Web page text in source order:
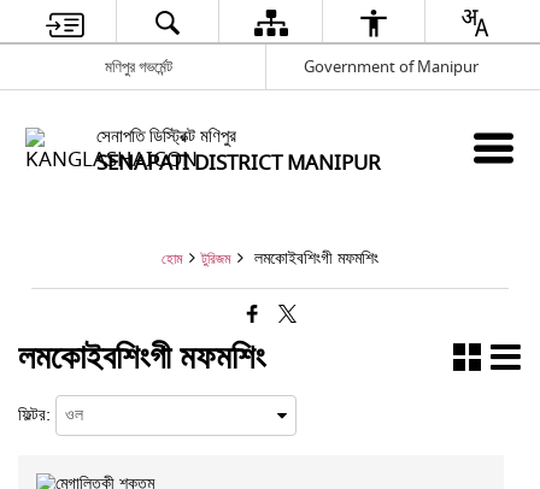
মণিপুর গভর্মেন্ট Government of Manipur
সেনাপতি ডিস্ট্রিক্ট মণিপুর
SENAPATI DISTRICT MANIPUR
হোম টুরিজম লমকোইবশিংগী মফমশিং
লমকোইবশিংগী মফমশিং
ফিল্টর: